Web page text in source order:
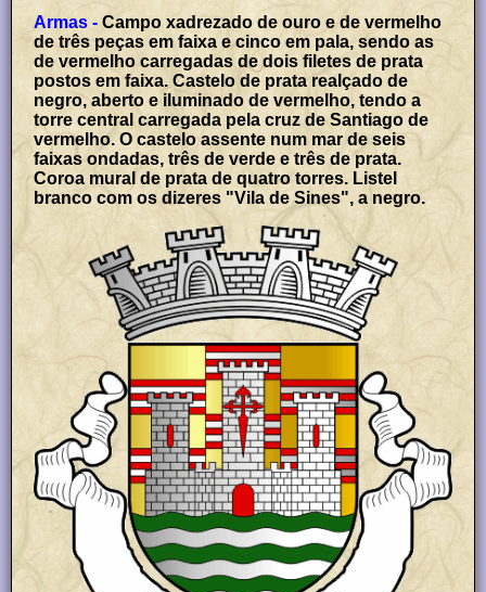
Armas - Campo xadrezado de ouro e de vermelho
de três peças em faixa e cinco em pala, sendo as
de vermelho carregadas de dois filetes de prata
postos em faixa. Castelo de prata realçado de
negro, aberto e iluminado de vermelho, tendo a
torre central carregada pela cruz de Santiago de
vermelho. O castelo assente num mar de seis
faixas ondadas, três de verde e três de prata.
Coroa mural de prata de quatro torres. Listel
branco com os dizeres "Vila de Sines", a negro.